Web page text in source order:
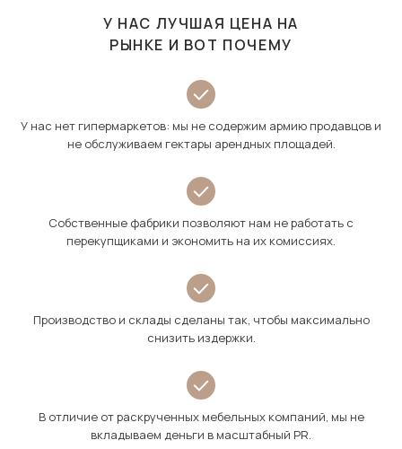
У НАС ЛУЧШАЯ ЦЕНА НА
РЫНКЕ И ВОТ ПОЧЕМУ
У нас нет гипермаркетов: мы не содержим армию продавцов и
не обслуживаем гектары арендных площадей.
Собственные фабрики позволяют нам не работать с
перекупщиками и экономить на их комиссиях.
Производство и склады сделаны так, чтобы максимально
снизить издержки.
В отличие от раскрученных мебельных компаний, мы не
вкладываем деньги в масштабный PR.